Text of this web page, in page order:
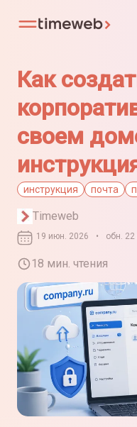
Как
своем
инструкция почта
Timeweb
19 июн. 2026 • обн.
18 мин. чтения